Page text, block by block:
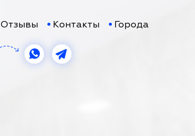
Отзывы Контакты Города